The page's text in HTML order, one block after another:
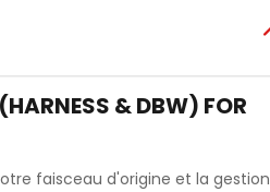
& DBW) FOR
faisceau d'origine et la gestion